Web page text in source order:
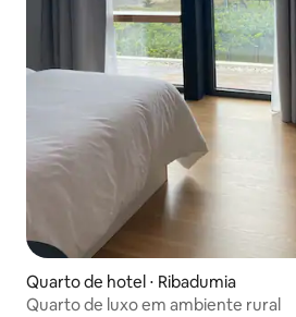
Quarto de hotel ⋅ Ribadumia
Quarto de luxo em ambiente rural